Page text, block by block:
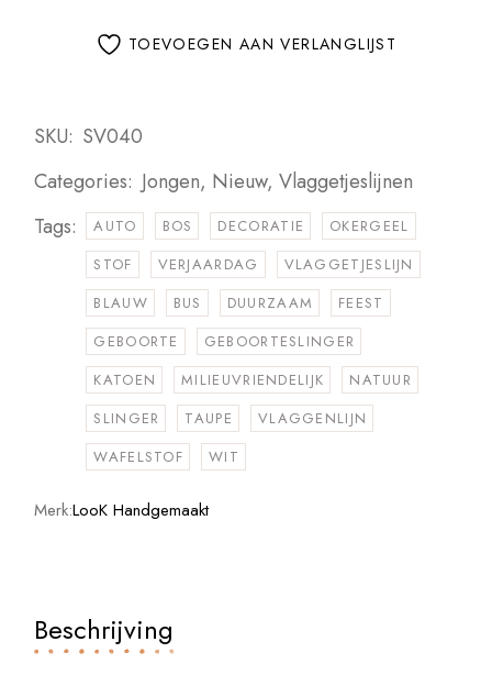
TOEVOEGEN AAN VERLANGLIJST
SKU: SV040
Categories: Jongen, Nieuw,Vlaggetjeslijnen
Tags:
AUTO BOS DECORATIE
OKERGEEL
STOF
VERJAARDAG
VLAGGETJESLIJN
BLAUW
BUS DUURZAAM
FEEST
GEBOORTE
GEBOORTESLINGER
KATOEN
MILIEUVRIENDELIJK
NATUUR
SLINGER
TAUPE
VLAGGENLIJN
WAFELSTOF
WIT
Merk:LooK Handgemaakt
Beschrijving